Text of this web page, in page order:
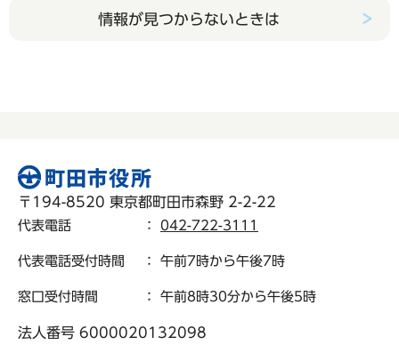
情報が見つからないときは
〒194-8520 東京都町田市森野 2-2-22
代表電話 ： 042-722-3111
代表電話受付時間 ： 午前7時から午後7時
窓口受付時間 ： 午前8時30分から午後5時
法人番号 6000020132098